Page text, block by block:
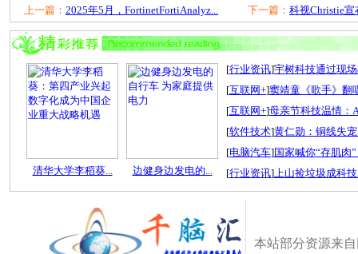
上一篇： 2025年5月，FortinetFortiAnalyz... 下一篇： 科视Christie宣
清华大学李稻葵... 边健身边发电的...
[行业资讯]宇树科技通过现
[互联网+]窦靖童《歌手》翻
[互联网+]母亲节科技温情：
[软件技术]黄仁勋：铜线失
[电脑汽车]国家喊你“存肌肉
[行业资讯]上山捡垃圾成科
本站部分资源来